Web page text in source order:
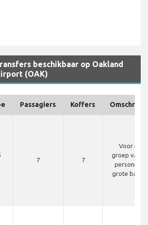
beschikbaar op Oakland
(OAK)
Passagiers Koffers
7 7
Voor een
groep van
personen
grote